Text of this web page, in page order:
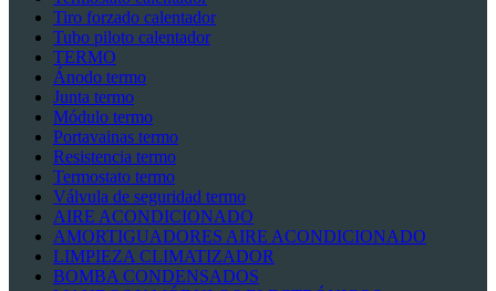
Tiro forzado calentador
Tubo piloto calentador
TERMO
Ánodo termo
Junta termo
Módulo termo
Portavainas termo
Resistencia termo
Termostato termo
Válvula de seguridad termo
AIRE ACONDICIONADO
AMORTIGUADORES AIRE ACONDICIONADO
LIMPIEZA CLIMATIZADOR
BOMBA CONDENSADOS